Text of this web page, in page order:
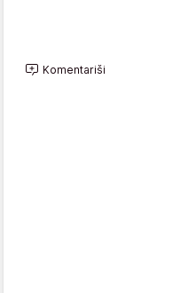
Komentariši